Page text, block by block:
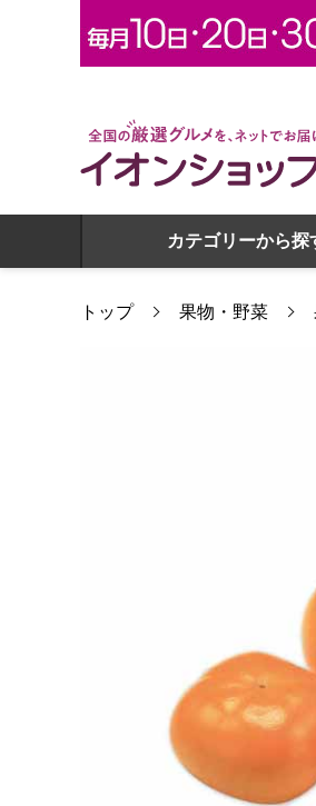
全国の厳選グルメを、ネットでお届
カテゴリーから探
トップ 果物・野菜
新潟県産 佐渡市、JA佐渡地区 JA佐渡